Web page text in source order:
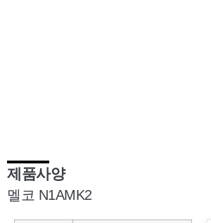
제품사양
멜코 N1AMK2